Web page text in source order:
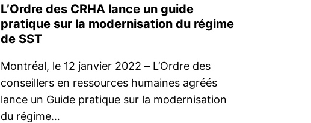
L’Ordre des CRHA lance un guide
pratique sur la modernisation du régime
de SST
Montréal, le 12 janvier 2022 – L’Ordre des
conseillers en ressources humaines agréés
lance un Guide pratique sur la modernisation
du régime…